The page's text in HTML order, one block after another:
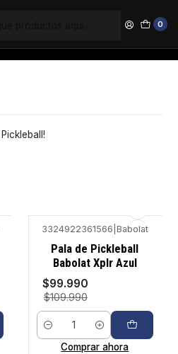
0
-9%
3324922361566 Babolat
Pala de Pickleball
Babolat Xplr Azul
$99.990
$109.990
Cantidad
Comprar ahora